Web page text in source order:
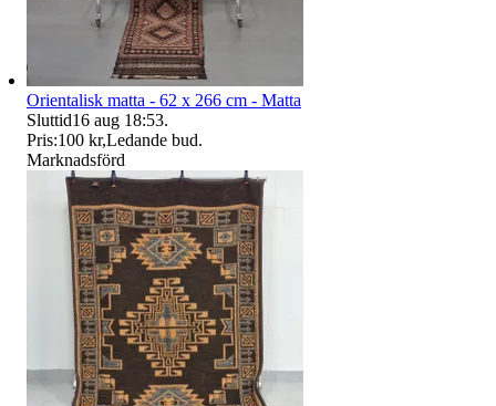
Orientalisk matta - 62 x 266 cm - Matta
Sluttid16 aug 18:53.
Pris:100 kr,Ledande bud.
Marknadsförd